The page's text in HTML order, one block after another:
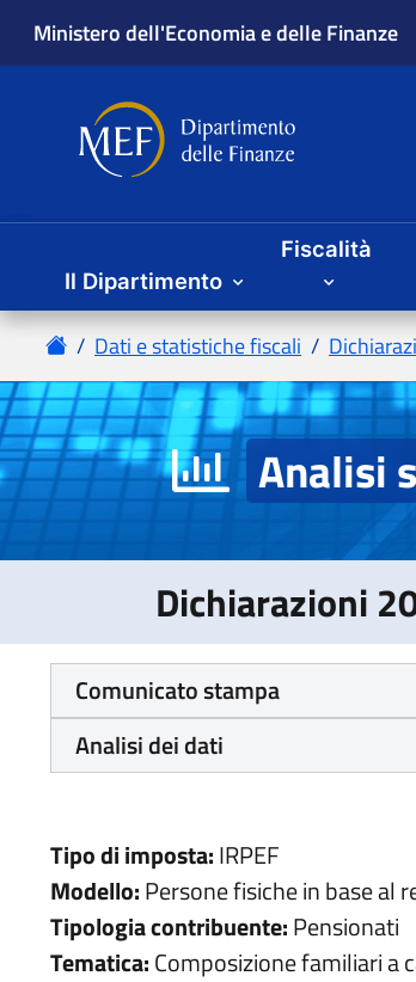
Il Dipartimento
Fiscalità
Analisi
Dichiarazioni
Comunicato stampa
Analisi dei dati
Tipo di imposta:IRPEF
Modello:Persone fisiche in base al
Tipologia contribuente:Pensionati
Tematica:Composizione familiari a